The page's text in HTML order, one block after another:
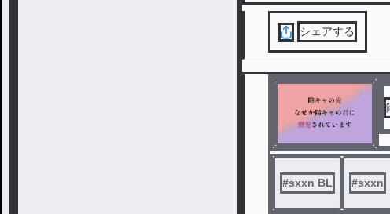
シェアする
#sxxn BL #sxxn